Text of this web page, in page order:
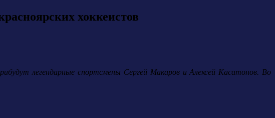
хоккеистов
легендарные спортсмены Сергей Макаров и Алексей Касатонов. Во